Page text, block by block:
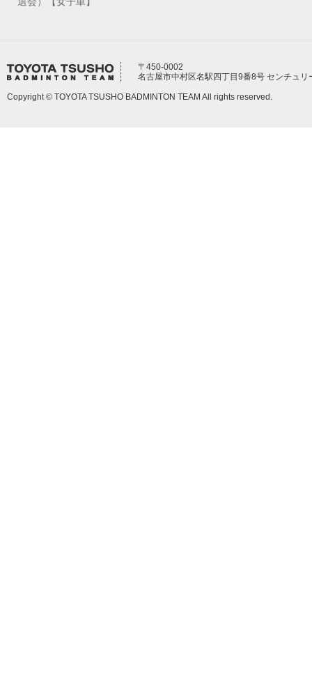
〒450-0002
名古屋市中村区名駅四丁目9番8号 センチュリ
Copyright © TOYOTA TSUSHO BADMINTON TEAM All rights reserved.